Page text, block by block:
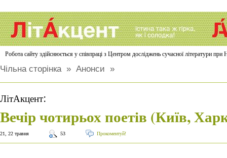
Робота сайту здійснюється у співпраці з Центром досліджень сучасної літератури
Чільна сторінка» Анонси »
ЛітАкцент:
Вечір чотирьох поетів (Київ,
21, 22 травня 53 Прокоментуй!